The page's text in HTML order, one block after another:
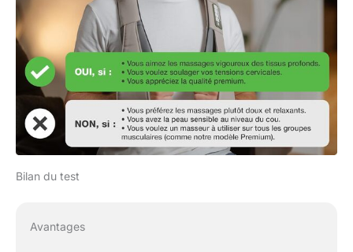
Bilan du test
Avantages